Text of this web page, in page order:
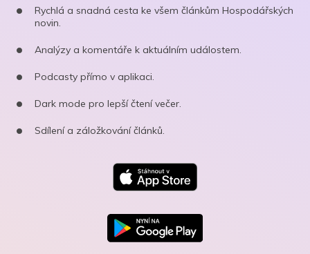
Rychlá a snadná cesta ke všem článkům Hospodářských
novin.
Analýzy a komentáře k aktuálním událostem.
Podcasty přímo v aplikaci.
Dark mode pro lepší čtení večer.
Sdílení a záložkování článků.